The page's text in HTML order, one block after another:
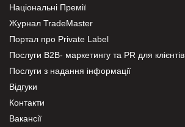
Національні Премії
Журнал TradeMaster
Портал про Private Label
Послуги В2В- маркетингу та PR для клієнтів
Послуги з надання інформації
Відгуки
Контакти
Вакансії